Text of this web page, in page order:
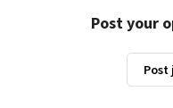
Post your